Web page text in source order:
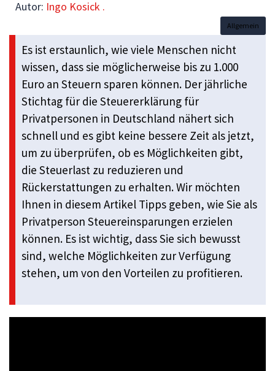
Autor: Ingo Kosick .
Allgemein
Es ist erstaunlich, wie viele Menschen nicht
wissen, dass sie möglicherweise bis zu 1.000
Euro an Steuern sparen können. Der jährliche
Stichtag für die Steuererklärung für
Privatpersonen in Deutschland nähert sich
schnell und es gibt keine bessere Zeit als jetzt,
um zu überprüfen, ob es Möglichkeiten gibt,
die Steuerlast zu reduzieren und
Rückerstattungen zu erhalten. Wir möchten
Ihnen in diesem Artikel Tipps geben, wie Sie als
Privatperson Steuereinsparungen erzielen
können. Es ist wichtig, dass Sie sich bewusst
sind, welche Möglichkeiten zur Verfügung
stehen, um von den Vorteilen zu profitieren.